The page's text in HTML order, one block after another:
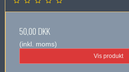
50,00 DKK
(inkl. moms)
Vis produkt